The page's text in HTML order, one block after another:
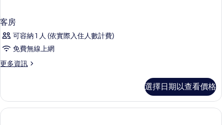
客房
可容納 1 人 (依實際入住人數計費)
免費無線上網
更多資訊
更
的
詳
情
選擇日期以查看價格